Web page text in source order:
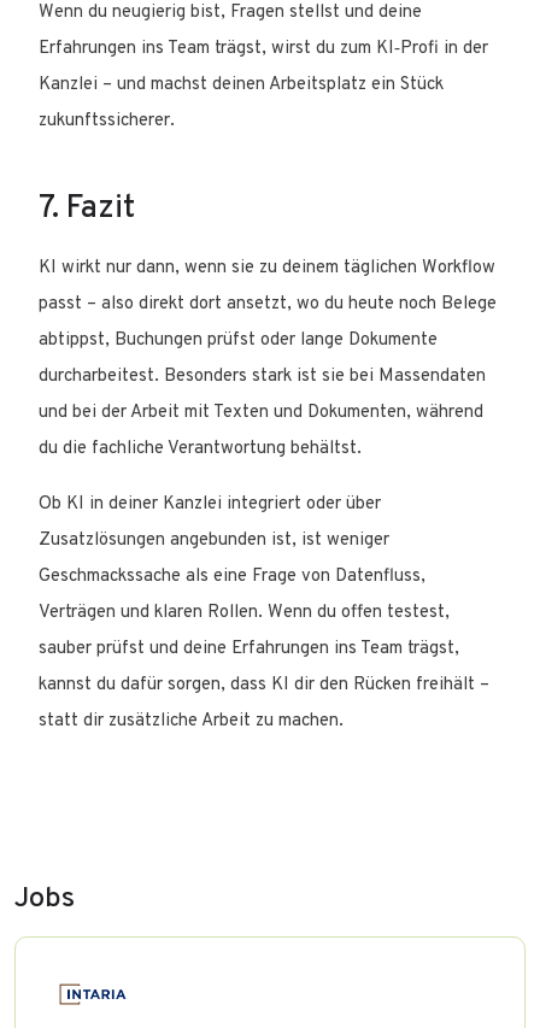
Wenn du neugierig bist, Fragen stellst und deine
Erfahrungen ins Team trägst, wirst du zum KI‑Profi in der
Kanzlei – und machst deinen Arbeitsplatz ein Stück
zukunftssicherer.
7. Fazit
KI wirkt nur dann, wenn sie zu deinem täglichen Workflow
passt – also direkt dort ansetzt, wo du heute noch Belege
abtippst, Buchungen prüfst oder lange Dokumente
durcharbeitest. Besonders stark ist sie bei Massendaten
und bei der Arbeit mit Texten und Dokumenten, während
du die fachliche Verantwortung behältst.
Ob KI in deiner Kanzlei integriert oder über
Zusatzlösungen angebunden ist, ist weniger
Geschmackssache als eine Frage von Datenfluss,
Verträgen und klaren Rollen. Wenn du offen testest,
sauber prüfst und deine Erfahrungen ins Team trägst,
kannst du dafür sorgen, dass KI dir den Rücken freihält –
statt dir zusätzliche Arbeit zu machen.
Jobs